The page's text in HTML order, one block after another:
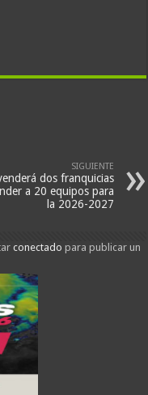
SIGUIENTE
dos franquicias
a 20 equipos para
la 2026-2027
conectado para publicar un